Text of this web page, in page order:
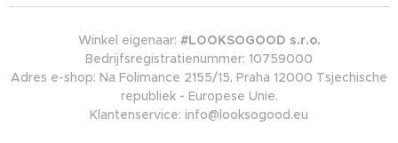
het
meest
compl
exe
natuurli
Winkel eigenaar: #LOOKSOGOOD s.r.o.
Bedrijfsregistratienummer: 10759000
Adres e-shop: Na Folimance 2155/15, Praha 12000 Tsjechische
republiek - Europese Unie.
Klantenservice: info@looksogood.eu